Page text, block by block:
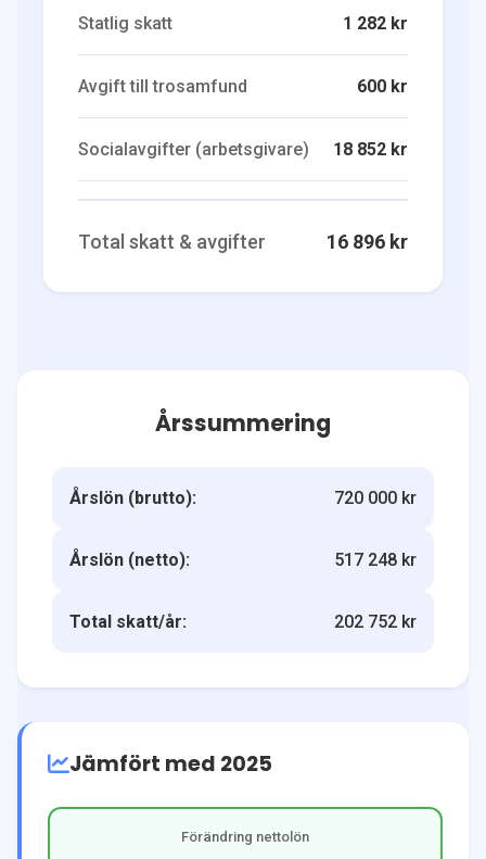
Statlig skatt 1 282 kr
Avgift till trosamfund 600 kr
Socialavgifter (arbetsgivare) 18 852 kr
Total skatt & avgifter 16 896 kr
Årssummering
Årslön (brutto): 720 000 kr
Årslön (netto): 517 248 kr
Total skatt/år: 202 752 kr
Jämfört med 2025
Förändring nettolön